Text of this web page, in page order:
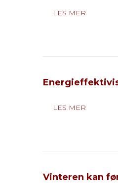
LES MER
LES MER
Vinteren kan